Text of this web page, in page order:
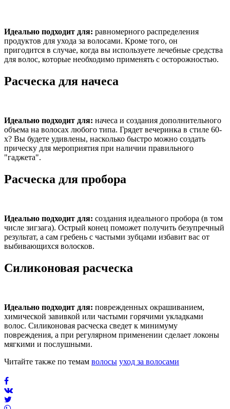
Идеально подходит для: равномерного распределения
продуктов для ухода за волосами. Кроме того, он
пригодится в случае, когда вы используете лечебные средства
для волос, которые необходимо применять с осторожностью.
Расческа для начеса
Идеально подходит для: начеса и создания дополнительного
объема на волосах любого типа. Грядет вечеринка в стиле 60-
х? Вы будете удивлены, насколько быстро можно создать
прическу для мероприятия при наличии правильного
"гаджета".
Расческа для пробора
Идеально подходит для: создания идеального пробора (в том
числе зигзага). Острый конец поможет получить безупречный
результат, а сам гребень с частыми зубцами избавит вас от
выбивающихся волосков.
Силиконовая расческа
Идеально подходит для: поврежденных окрашиванием,
химической завивкой или частыми горячими укладками
волос. Силиконовая расческа сведет к минимуму
повреждения, а при регулярном применении сделает локоны
мягкими и послушными.
Читайте также по темам волосы уход за волосами